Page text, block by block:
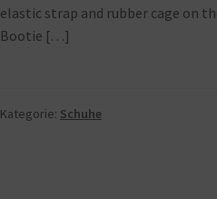
elastic strap and rubber cage on
Bootie […]
Kategorie: Schuhe